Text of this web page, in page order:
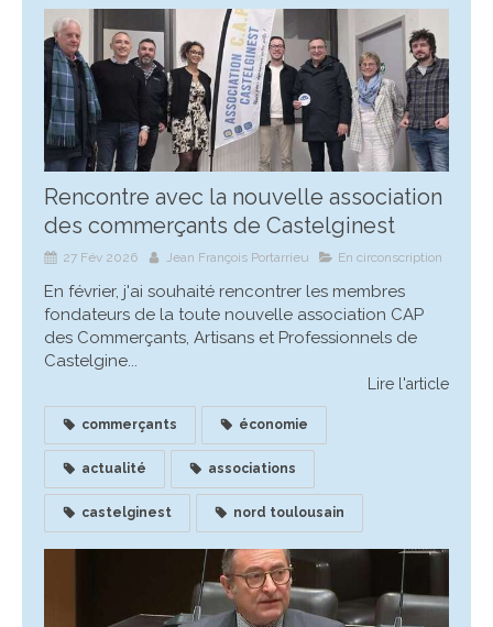
Rencontre avec la nouvelle association
des commerçants de Castelginest
27 Fév 2026 Jean François Portarrieu En circonscription
En février, j'ai souhaité rencontrer les membres
fondateurs de la toute nouvelle association CAP
des Commerçants, Artisans et Professionnels de
Castelgine...
Lire l'article
commerçants économie
actualité associations
castelginest nord toulousain